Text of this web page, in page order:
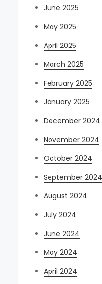
June 2025
May 2025
April 2025
March 2025
February 2025
January 2025
December 2024
November 2024
October 2024
September 2024
August 2024
July 2024
June 2024
May 2024
April 2024